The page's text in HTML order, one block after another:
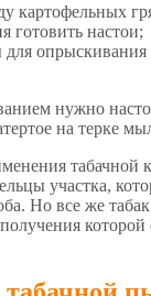
картофельных
готовить настои;
для
нужно
на терке
табачной
участка,
Но все же